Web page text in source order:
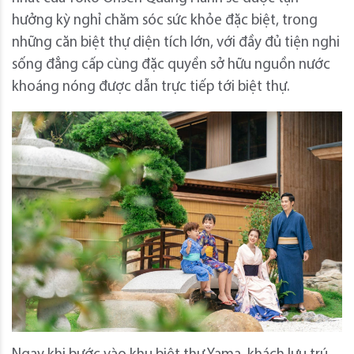
hưởng kỳ nghỉ chăm sóc sức khỏe đặc biệt, trong
những căn biệt thự diện tích lớn, với đầy đủ tiện nghi
sống đẳng cấp cùng đặc quyền sở hữu nguồn nước
khoáng nóng được dẫn trực tiếp tới biệt thự.